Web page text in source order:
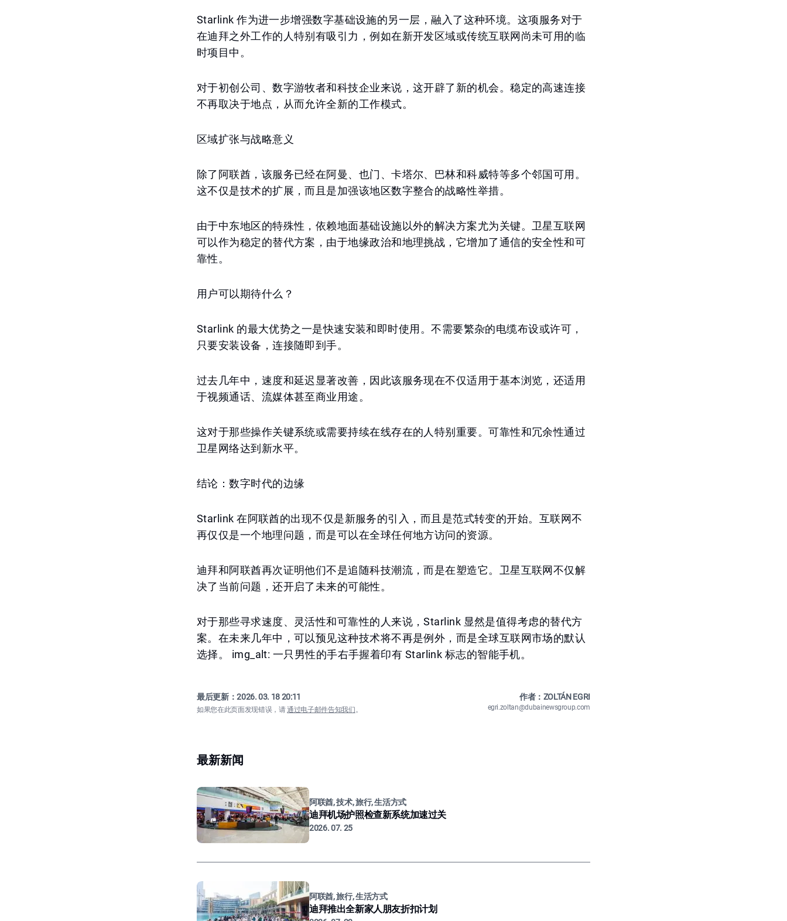
Starlink 作为进一步增强数字基础设施的另一层，融入了这种环境。这项服务对于
在迪拜之外工作的人特别有吸引力，例如在新开发区域或传统互联网尚未可用的临
时项目中。
对于初创公司、数字游牧者和科技企业来说，这开辟了新的机会。稳定的高速连接
不再取决于地点，从而允许全新的工作模式。
区域扩张与战略意义
除了阿联酋，该服务已经在阿曼、也门、卡塔尔、巴林和科威特等多个邻国可用。
这不仅是技术的扩展，而且是加强该地区数字整合的战略性举措。
由于中东地区的特殊性，依赖地面基础设施以外的解决方案尤为关键。卫星互联网
可以作为稳定的替代方案，由于地缘政治和地理挑战，它增加了通信的安全性和可
靠性。
用户可以期待什么？
Starlink 的最大优势之一是快速安装和即时使用。不需要繁杂的电缆布设或许可，
只要安装设备，连接随即到手。
过去几年中，速度和延迟显著改善，因此该服务现在不仅适用于基本浏览，还适用
于视频通话、流媒体甚至商业用途。
这对于那些操作关键系统或需要持续在线存在的人特别重要。可靠性和冗余性通过
卫星网络达到新水平。
结论：数字时代的边缘
Starlink 在阿联酋的出现不仅是新服务的引入，而且是范式转变的开始。互联网不
再仅仅是一个地理问题，而是可以在全球任何地方访问的资源。
迪拜和阿联酋再次证明他们不是追随科技潮流，而是在塑造它。卫星互联网不仅解
决了当前问题，还开启了未来的可能性。
对于那些寻求速度、灵活性和可靠性的人来说，Starlink 显然是值得考虑的替代方
案。在未来几年中，可以预见这种技术将不再是例外，而是全球互联网市场的默认
选择。 img_alt: 一只男性的手右手握着印有 Starlink 标志的智能手机。
最后更新：2026. 03. 18 20:11
如果您在此页面发现错误，请通过电子邮件告知我们。
作者：ZOLTÁN EGRI
egri.zoltan@dubainewsgroup.com
最新新闻
阿联酋, 技术, 旅行, 生活方式
迪拜机场护照检查新系统加速过关
2026. 07. 25
阿联酋, 旅行, 生活方式
迪拜推出全新家人朋友折扣计划